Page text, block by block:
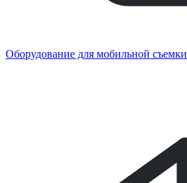
Оборудование для мобильной съемки